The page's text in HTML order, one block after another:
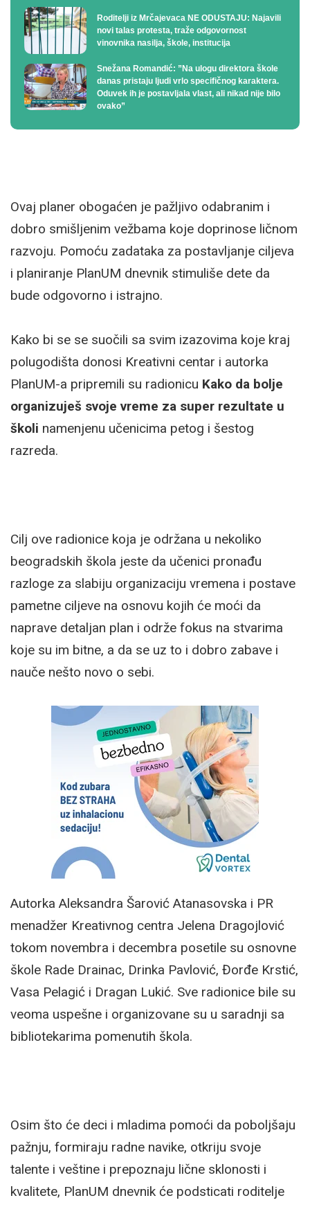
Roditelji iz Mrčajevaca NE ODUSTAJU: Najavili
novi talas protesta, traže odgovornost
vinovnika nasilja, škole, institucija
Snežana Romandić: ”Na ulogu direktora škole
danas pristaju ljudi vrlo specifičnog karaktera.
Oduvek ih je postavljala vlast, ali nikad nije bilo
ovako”
Ovaj planer obogaćen je pažljivo odabranim i
dobro smišljenim vežbama koje doprinose ličnom
razvoju. Pomoću zadataka za postavljanje ciljeva
i planiranje PlanUM dnevnik stimuliše dete da
bude odgovorno i istrajno.
Kako bi se se suočili sa svim izazovima koje kraj
polugodišta donosi Kreativni centar i autorka
PlanUM-a pripremili su radionicu Kako da bolje
organizuješ svoje vreme za super rezultate u
školi namenjenu učenicima petog i šestog
razreda.
Cilj ove radionice koja je održana u nekoliko
beogradskih škola jeste da učenici pronađu
razloge za slabiju organizaciju vremena i postave
pametne ciljeve na osnovu kojih će moći da
naprave detaljan plan i održe fokus na stvarima
koje su im bitne, a da se uz to i dobro zabave i
nauče nešto novo o sebi.
Autorka Aleksandra Šarović Atanasovska i PR
menadžer Kreativnog centra Jelena Dragojlović
tokom novembra i decembra posetile su osnovne
škole Rade Drainac, Drinka Pavlović, Đorđe Krstić,
Vasa Pelagić i Dragan Lukić. Sve radionice bile su
veoma uspešne i organizovane su u saradnji sa
bibliotekarima pomenutih škola.
Osim što će deci i mladima pomoći da poboljšaju
pažnju, formiraju radne navike, otkriju svoje
talente i veštine i prepoznaju lične sklonosti i
kvalitete, PlanUM dnevnik će podsticati roditelje